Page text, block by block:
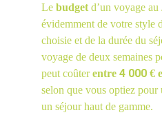
Le budget d’un voyage au
évidemment de votre style
choisie et de la durée du
voyage de deux semaines
peut coûter entre 4 000 €
selon que vous optiez pour
un séjour haut de gamme.